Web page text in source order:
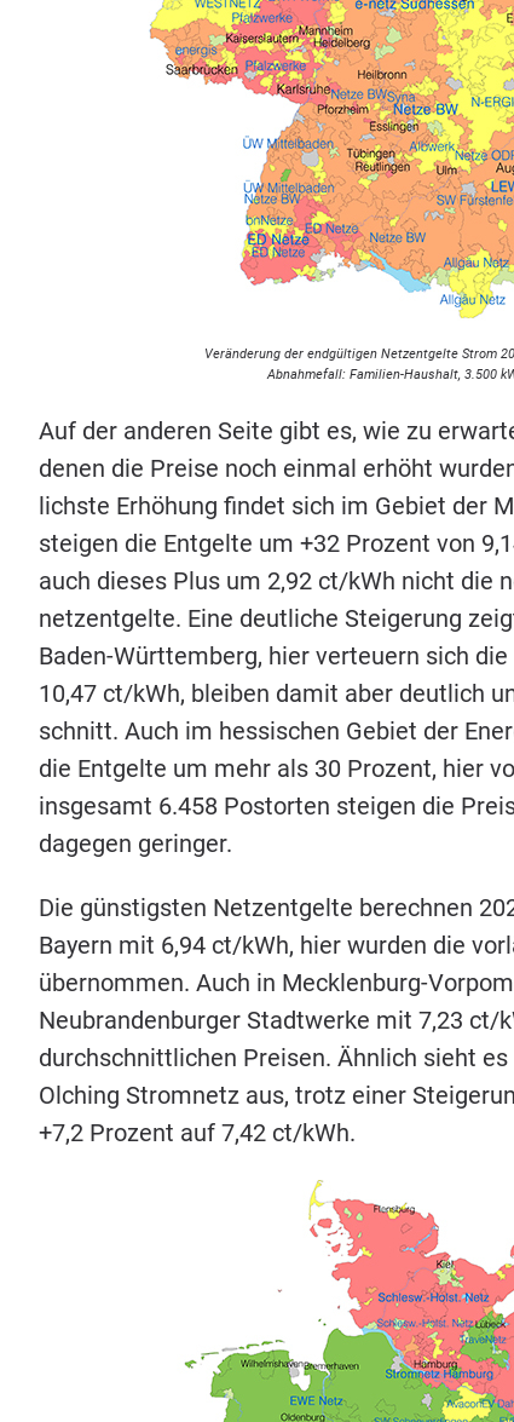
Ver­än­de­rung der end­gül­ti­gen Netz­ent­gel­te Strom
Abnah­me­fall: Fami­­li­en-Haus­halt,3.500
Auf der ande­ren Sei­te gibt es, wie zu
denen die Prei­se noch ein­mal erhöht
lichs­te Erhö­hung fin­det sich im Gebiet der
stei­gen die Ent­gel­te um +32 Pro­zent von 9,
auch die­ses Plus um 2,92 ct/​kWh nicht die
netz­ent­gel­te. Eine deut­li­che Stei­ge­rung
Baden-Würt­tem­berg, hier ver­teu­ern sich
10,47 ct/​kWh, blei­ben damit aber deut­lich
schnitt. Auch im hes­si­schen Gebiet der
die Ent­gel­te um mehr als 30 Pro­zent, hier
ins­ge­samt 6.458 Postor­ten stei­gen die
dage­gen geringer.
Die güns­tigs­ten Netz­ent­gel­te berech­nen
Bay­ern mit 6,94 ct/​kWh, hier wur­den die
über­nom­men. Auch in Meck­len­burg-
Neu­bran­den­bur­ger Stadt­wer­ke mit 7,23 ct/​
durch­schnitt­li­chen Prei­sen. Ähn­lich sieht
Olching Strom­netz aus, trotz einer
+7,2 Pro­zent auf 7,42 ct/​kWh.